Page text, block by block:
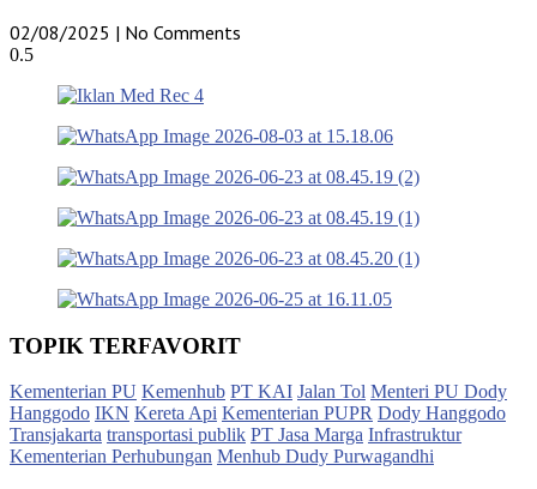
02/08/2025 No Comments
TOPIK TERFAVORIT
Kementerian PU Kemenhub PT KAI Jalan Tol Menteri PU Dody
Hanggodo IKN Kereta Api Kementerian PUPR Dody Hanggodo
Transjakarta transportasi publik PT Jasa Marga Infrastruktur
Kementerian Perhubungan Menhub Dudy Purwagandhi